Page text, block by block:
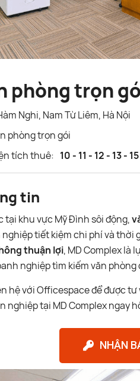
phòng trọn
Nghi, Nam Từ Liêm, Hà Nội
phòng trọn gói
tích thuê: 10 - 11 - 12 - 13 -
tin
tại khu vực Mỹ Đình sôi động,
tiết kiệm chi phí và thời
thuận lợi, MD Complex là
nghiệp tìm kiếm văn phòng
hệ với Officespace để được
nghiệp tại MD Complex ngay
NHẬN